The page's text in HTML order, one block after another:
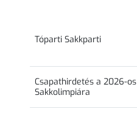
Tóparti Sakkparti
Csapathirdetés a 2026-os
Sakkolimpiára